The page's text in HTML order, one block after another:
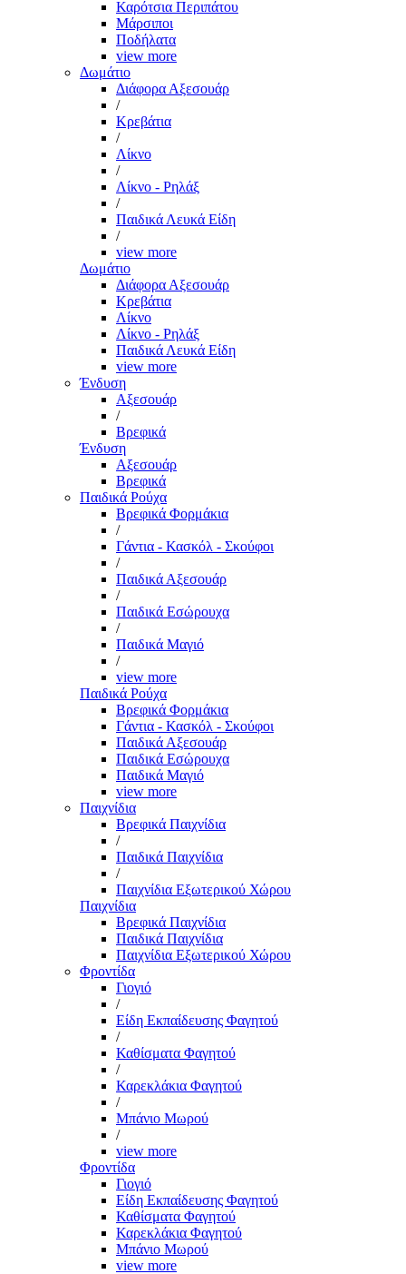
Καρότσια Περιπάτου
Μάρσιποι
Ποδήλατα
view more
Δωμάτιο
Διάφορα Αξεσουάρ
/
Κρεβάτια
/
Λίκνο
/
Λίκνο - Ρηλάξ
/
Παιδικά Λευκά Είδη
/
view more
Δωμάτιο
Διάφορα Αξεσουάρ
Κρεβάτια
Λίκνο
Λίκνο - Ρηλάξ
Παιδικά Λευκά Είδη
view more
Ένδυση
Αξεσουάρ
/
Βρεφικά
Ένδυση
Αξεσουάρ
Βρεφικά
Παιδικά Ρούχα
Βρεφικά Φορμάκια
/
Γάντια - Κασκόλ - Σκούφοι
/
Παιδικά Αξεσουάρ
/
Παιδικά Εσώρουχα
/
Παιδικά Μαγιό
/
view more
Παιδικά Ρούχα
Βρεφικά Φορμάκια
Γάντια - Κασκόλ - Σκούφοι
Παιδικά Αξεσουάρ
Παιδικά Εσώρουχα
Παιδικά Μαγιό
view more
Παιχνίδια
Βρεφικά Παιχνίδια
/
Παιδικά Παιχνίδια
/
Παιχνίδια Εξωτερικού Χώρου
Παιχνίδια
Βρεφικά Παιχνίδια
Παιδικά Παιχνίδια
Παιχνίδια Εξωτερικού Χώρου
Φροντίδα
Γιογιό
/
Είδη Εκπαίδευσης Φαγητού
/
Καθίσματα Φαγητού
/
Καρεκλάκια Φαγητού
/
Μπάνιο Μωρού
/
view more
Φροντίδα
Γιογιό
Είδη Εκπαίδευσης Φαγητού
Καθίσματα Φαγητού
Καρεκλάκια Φαγητού
Μπάνιο Μωρού
view more